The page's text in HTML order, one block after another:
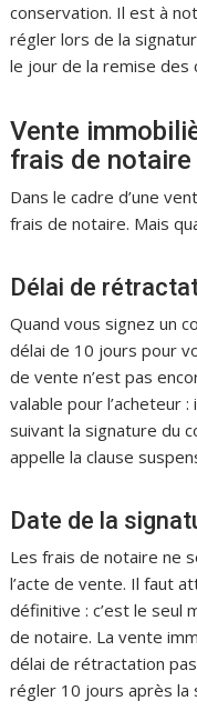
conservation. Il est à
régler lors de la
le jour de la remise des
Vente
frais de notaire
Dans le cadre d’une
frais de notaire. Mais
Délai de
Quand vous signez un
délai de 10 jours pour
de vente n’est pas
valable pour l’acheteur
suivant la signature du
appelle la clause
Date de la
Les frais de notaire ne
l’acte de vente. Il faut
définitive : c’est le seul
de notaire. La vente
délai de rétractation
régler 10 jours après la